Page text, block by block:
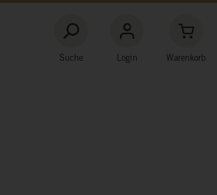
Suche Login Warenkorb